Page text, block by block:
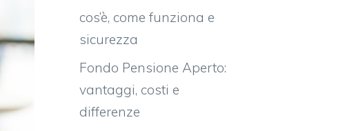
cos’è, come funziona e
sicurezza
Fondo Pensione Aperto:
vantaggi, costi e
differenze